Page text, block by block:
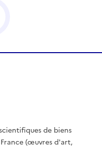
de biens
(œuvres d'art,